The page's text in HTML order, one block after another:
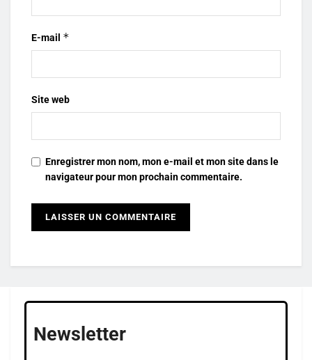
E-mail *
Site web
Enregistrer mon nom, mon e-mail et mon site dans le
navigateur pour mon prochain commentaire.
Newsletter